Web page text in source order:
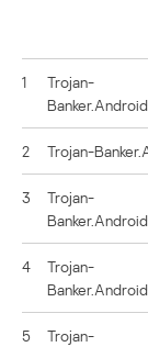
1
Trojan-
2 Trojan-
3
Trojan-
4
Trojan-
5
Trojan-